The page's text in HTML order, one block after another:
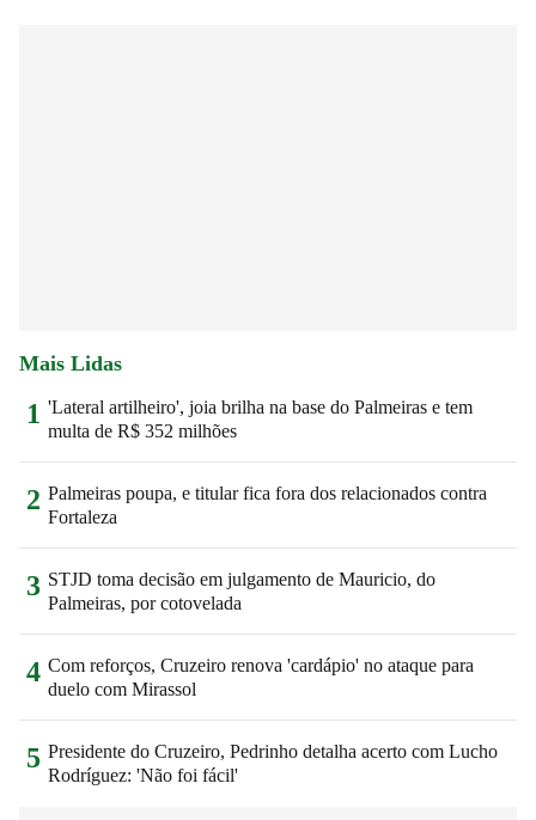
Mais Lidas
1 'Lateral artilheiro', joia brilha na base do Palmeiras e tem
multa de R$ 352 milhões
2 Palmeiras poupa, e titular fica fora dos relacionados contra
Fortaleza
3 STJD toma decisão em julgamento de Mauricio, do
Palmeiras, por cotovelada
4 Com reforços, Cruzeiro renova 'cardápio' no ataque para
duelo com Mirassol
5 Presidente do Cruzeiro, Pedrinho detalha acerto com Lucho
Rodríguez: 'Não foi fácil'